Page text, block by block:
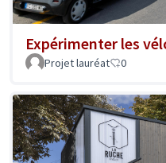
Expérimenter les
Projet lauréat 0